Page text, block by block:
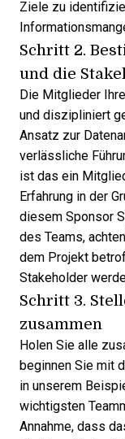
Ziele zu
Schritt 2.
und die
Die Mitglieder
und diszipliniert
Ansatz zur
verlässliche
ist das ein
Erfahrung in der
diesem Sponsor
des Teams,
dem Projekt
Stakeholder
Schritt 3.
zusammen
Holen Sie alle
beginnen Sie mit
in unserem
wichtigsten
Annahme, dass